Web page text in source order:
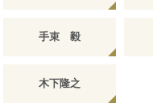
手束 毅
木下隆之